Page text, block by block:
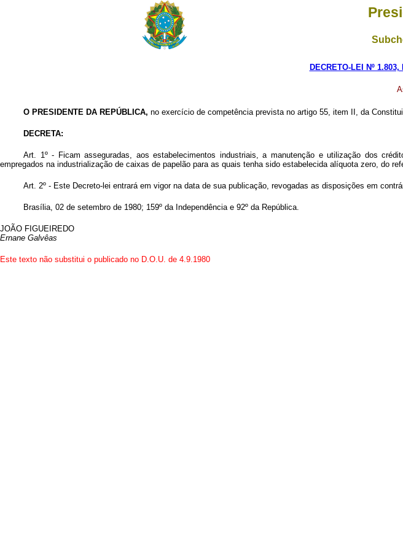
DECRETO-LEI Nº
O PRESIDENTE DA REPÚBLICA, no exercício de competência prevista no artigo 55, item II, da
DECRETA:
Art. 1º - Ficam asseguradas, aos estabelecimentos industriais, a manutenção e utilização dos
empregados na industrialização de caixas de papelão para as quais tenha sido estabelecida alíquota zero, do
Art. 2º - Este Decreto-lei entrará em vigor na data de sua publicação, revogadas as disposições em
Brasília, 02 de setembro de 1980; 159º da Independência e 92º da República.
JOÃO FIGUEIREDO
Ernane Galvêas
Este texto não substitui o publicado no D.O.U. de 4.9.1980